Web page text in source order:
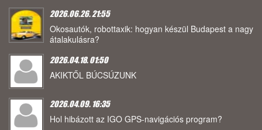
2026.06.26. 21:55
Okosautók, robottaxik: hogyan készül Budapest a nagy
átalakulásra?
2026.04.18. 01:50
AKIKTŐL BÚCSÚZUNK
2026.04.09. 16:35
Hol hibázott az IGO GPS-navigációs program?